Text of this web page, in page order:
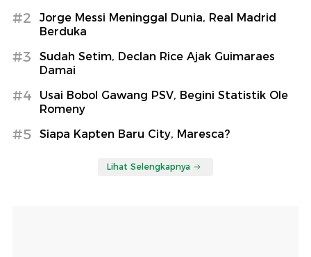
#2
Jorge Messi Meninggal Dunia, Real Madrid
Berduka
#3
Sudah Setim, Declan Rice Ajak Guimaraes
Damai
#4
Usai Bobol Gawang PSV, Begini Statistik Ole
Romeny
#5 Siapa Kapten Baru City, Maresca?
Lihat Selengkapnya